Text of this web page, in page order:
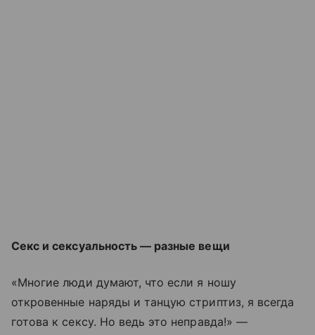
Секс и сексуальность — разные вещи
«Многие люди думают, что если я ношу
откровенные наряды и танцую стриптиз, я всегда
готова к сексу. Но ведь это неправда!» —